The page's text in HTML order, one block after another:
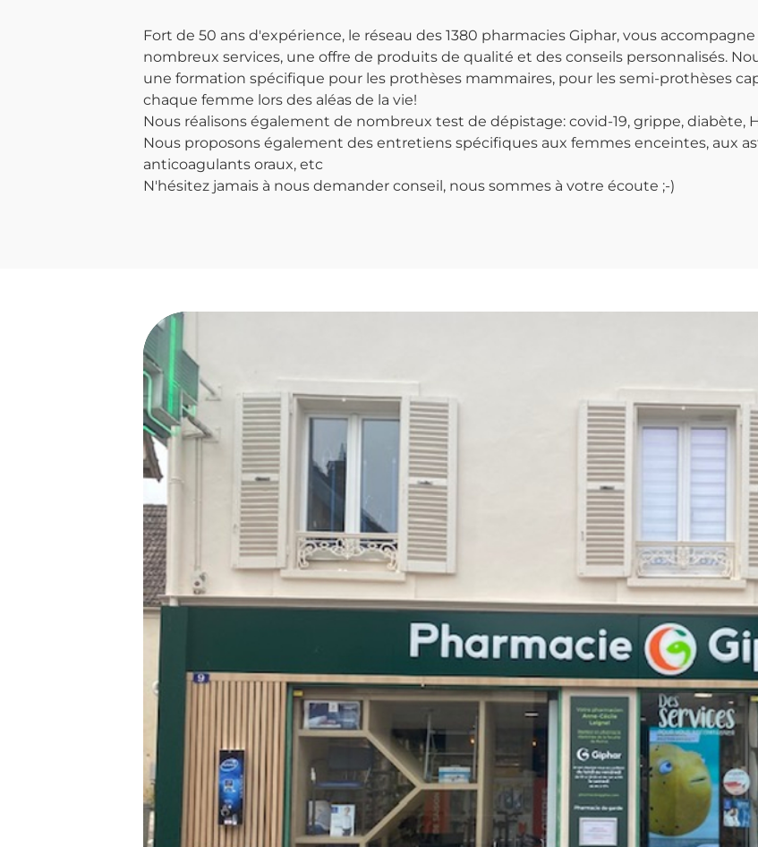
Fort de 50 ans d'expérience, le réseau des 1380 pharmacies Giphar, vous
nombreux services, une offre de produits de qualité et des conseils personnalisés.
une formation spécifique pour les prothèses mammaires, pour les semi-prothèses
chaque femme lors des aléas de la vie!
Nous réalisons également de nombreux test de dépistage: covid-19, grippe, diabète,
Nous proposons également des entretiens spécifiques aux femmes enceintes, aux
anticoagulants oraux, etc
N'hésitez jamais à nous demander conseil, nous sommes à votre écoute ;-)